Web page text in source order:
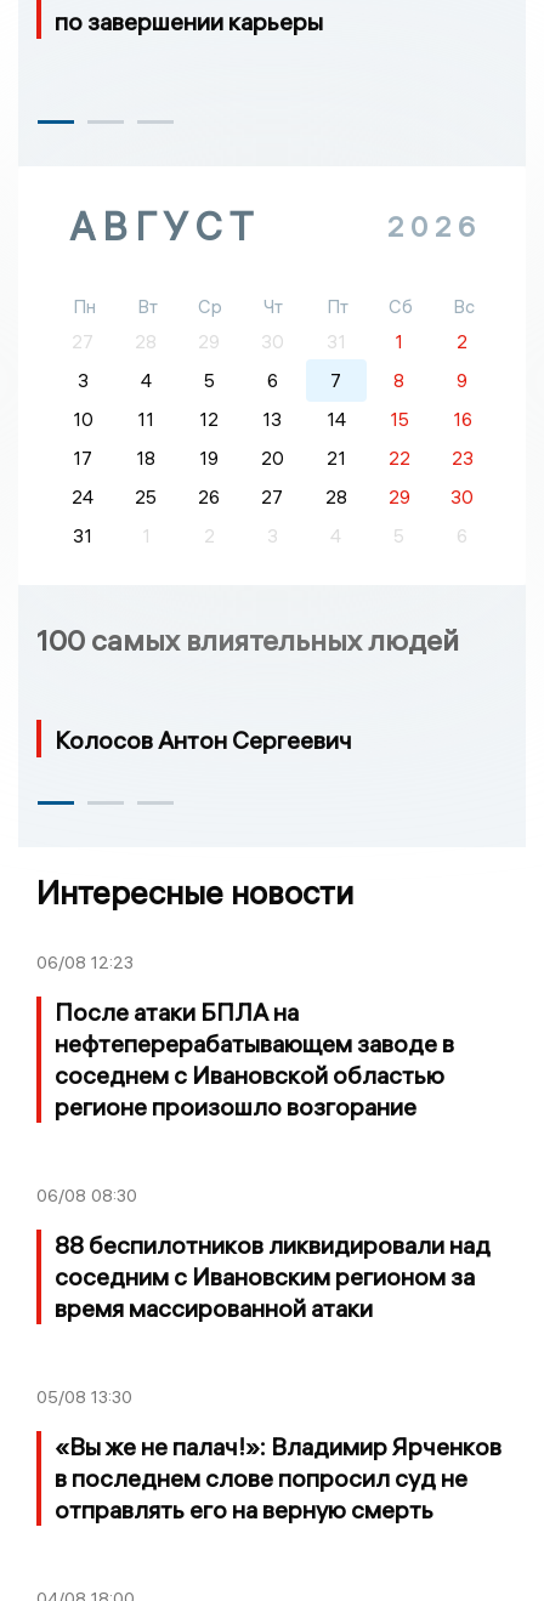
по завершении карьеры
АВГУСТ 2026
Пн Вт Ср Чт Пт Сб
Вс
27
28 29 30 31 1
2
3
4 5 6 7 8
9
10
11 12 13 14 15
16
17
18 19 20 21 22
23
24
25 26 27 28 29
30
31
1 2 3 4 5 6
100 самых влиятельных людей
Колосов Антон Сергеевич
Интересные новости
06/08 12:23
После атаки БПЛА на
нефтеперерабатывающем заводе в
соседнем с Ивановской областью
регионе произошло возгорание
06/08 08:30
88 беспилотников ликвидировали над
соседним с Ивановским регионом за
время массированной атаки
05/08 13:30
«Вы же не палач!»: Владимир Ярченков
в последнем слове попросил суд не
отправлять его на верную смерть